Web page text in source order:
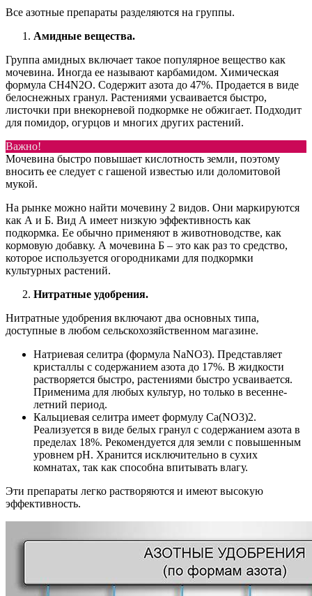
Все азотные препараты разделяются на группы.
Амидные вещества.
Группа амидных включает такое популярное вещество как
мочевина. Иногда ее называют карбамидом. Химическая
формула CH4N2O. Содержит азота до 47%. Продается в виде
белоснежных гранул. Растениями усваивается быстро,
листочки при внекорневой подкормке не обжигает. Подходит
для помидор, огурцов и многих других растений.
Важно!
Мочевина быстро повышает кислотность земли, поэтому
вносить ее следует с гашеной известью или доломитовой
мукой.
На рынке можно найти мочевину 2 видов. Они маркируются
как А и Б. Вид А имеет низкую эффективность как
подкормка. Ее обычно применяют в животноводстве, как
кормовую добавку. А мочевина Б – это как раз то средство,
которое используется огородниками для подкормки
культурных растений.
Нитратные удобрения.
Нитратные удобрения включают два основных типа,
доступные в любом сельскохозяйственном магазине.
Натриевая селитра (формула NaNO3). Представляет
кристаллы с содержанием азота до 17%. В жидкости
растворяется быстро, растениями быстро усваивается.
Применима для любых культур, но только в весенне-
летний период.
Кальциевая селитра имеет формулу Ca(NO3)2.
Реализуется в виде белых гранул с содержанием азота в
пределах 18%. Рекомендуется для земли с повышенным
уровнем pH. Хранится исключительно в сухих
комнатах, так как способна впитывать влагу.
Эти препараты легко растворяются и имеют высокую
эффективность.